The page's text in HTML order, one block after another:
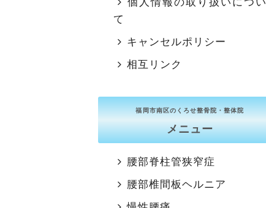
個人情報の取り扱いについ
て
キャンセルポリシー
相互リンク
福岡市南区のくろせ整骨院・整体院
メニュー
腰部脊柱管狭窄症
腰部椎間板ヘルニア